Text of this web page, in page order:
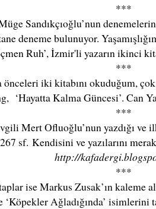
***
Sandıkçıoğlu’nun
deneme bulunuyor.
Ruh’, İzmir'li yazarın ikinci
***
önceleri iki kitabını okuduğum,
‘Hayatta Kalma Güncesi’. Can
***
Mert Ofluoğlu’nun yazdığı ve
sf. Kendisini ve yazılarını
http://
***
ise Markus Zusak’ın kaleme
‘Köpekler Ağladığında’ isimlerini